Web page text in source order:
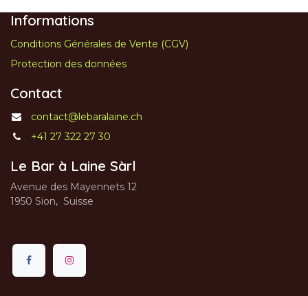
Informations
Conditions Générales de Vente (CGV)
Protection des données
Contact
contact@lebaralaine.ch
+41 27 322 27 30
Le Bar à Laine Sàrl
Avenue des Mayennets 12
1950 Sion, Suisse